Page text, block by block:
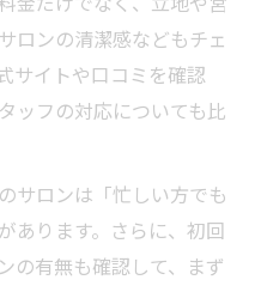
ロンの清潔感などもチェ
サイトや口コミを確認
ッフの対応についても比
サロンは「忙しい方でも
あります。さらに、初回
の有無も確認して、まず